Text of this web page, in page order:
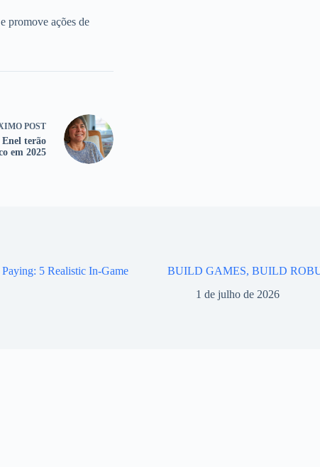
promove ações de
POST
terão
em 2025
5 Realistic In-Game
BUILD GAMES, BUILD
1 de julho de 2026